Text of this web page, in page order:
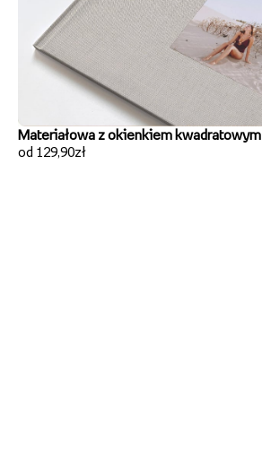
Materiałowa z okienkiem kwadratowym
od 129,90zł